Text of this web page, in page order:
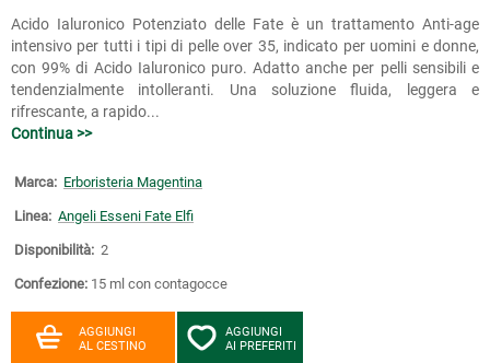
Acido Ialuronico Potenziato delle Fate è un trattamento Anti-age
intensivo per tutti i tipi di pelle over 35, indicato per uomini e donne,
con 99% di Acido Ialuronico puro. Adatto anche per pelli sensibili e
tendenzialmente intolleranti. Una soluzione fluida, leggera e
rifrescante, a rapido...
Continua >>
Marca: Erboristeria Magentina
Linea: Angeli Esseni Fate Elfi
Disponibilità: 2
Confezione: 15 ml con contagocce
AGGIUNGI
AL CESTINO
AGGIUNGI
AI PREFERITI